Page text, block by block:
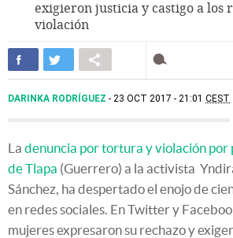
exigieron justicia y castigo a los
violación
DARINKA RODRÍGUEZ 23 OCT 2017 - 21:01 CEST
La denuncia por tortura y violación por
de Tlapa (Guerrero) a la activista
Sánchez, ha despertado el enojo de
en redes sociales. En Twitter y
mujeres expresaron su rechazo y